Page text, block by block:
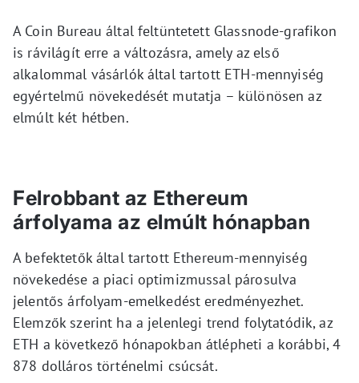
A Coin Bureau által feltüntetett Glassnode-grafikon
is rávilágít erre a változásra, amely az első
alkalommal vásárlók által tartott ETH-mennyiség
egyértelmű növekedését mutatja – különösen az
elmúlt két hétben.
Felrobbant az Ethereum
árfolyama az elmúlt hónapban
A befektetők által tartott Ethereum-mennyiség
növekedése a piaci optimizmussal párosulva
jelentős árfolyam-emelkedést eredményezhet.
Elemzők szerint ha a jelenlegi trend folytatódik, az
ETH a következő hónapokban átlépheti a korábbi, 4
878 dolláros történelmi csúcsát.